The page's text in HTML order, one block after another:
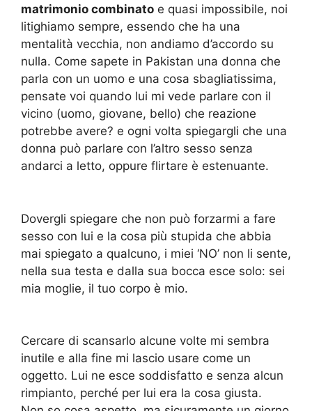
matrimonio combinato e quasi impossibile, noi
litighiamo sempre, essendo che ha una
mentalità vecchia, non andiamo d’accordo su
nulla. Come sapete in Pakistan una donna che
parla con un uomo e una cosa sbagliatissima,
pensate voi quando lui mi vede parlare con il
vicino (uomo, giovane, bello) che reazione
potrebbe avere? e ogni volta spiegargli che una
donna può parlare con l’altro sesso senza
andarci a letto, oppure flirtare è estenuante.
Dovergli spiegare che non può forzarmi a fare
sesso con lui e la cosa più stupida che abbia
mai spiegato a qualcuno, i miei ‘NO’ non li sente,
nella sua testa e dalla sua bocca esce solo: sei
mia moglie, il tuo corpo è mio.
Cercare di scansarlo alcune volte mi sembra
inutile e alla fine mi lascio usare come un
oggetto. Lui ne esce soddisfatto e senza alcun
rimpianto, perché per lui era la cosa giusta.